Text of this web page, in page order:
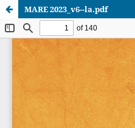
MARE 2023_v6--la.pdf